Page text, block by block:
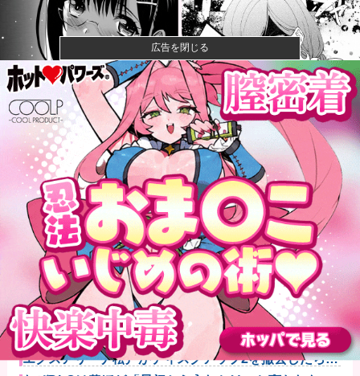
【画像】石川佳純さん(31)の体、エッッッッッッッッッ
ッッッ...
成人向けゲーム『ヤリステ メスブター』開発者絶望、
銀行がst...
【速報】ジャンポケ斎藤、求刑7年で逝く。実刑確実か
【悲報】落語家、亡くなったタレントからいじめられ
た過去を告白...
【速報】小沢一郎氏「デニーにはなんの責任もないの
にかわいそう...
甲子園初・女性の審判員がデビュー 試合後に涙…
「嬉しい気持ち...
なぁ、永久機関ってなんで絶対に作れないん？他
昨季60本塁打・OPS.948の『カル・ローリー』さんの
今季...
漫画を5000冊以上所持してるワイ、漫画ヲタクの友人
に「ワン...
エクスアリーナ松戸がディスクアップ2を撤去したらし
くディスク...
広告を閉じる